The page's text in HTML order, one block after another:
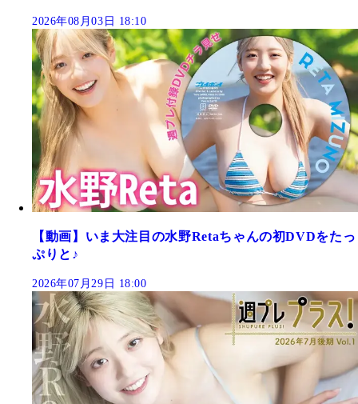
2026年08月03日 18:10
【動画】いま大注目の水野Retaちゃんの初DVDをたっ
ぷりと♪
2026年07月29日 18:00